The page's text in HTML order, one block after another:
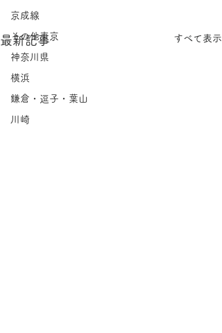
京成線
その他東京
神奈川県
横浜
鎌倉・逗子・葉山
川崎
最新記事 すべて表示